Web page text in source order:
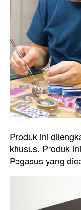
Produk ini
khusus. Produk
Pegasus yang